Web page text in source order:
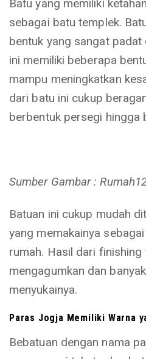
Batu yang memiliki
sebagai batu templek.
bentuk yang sangat padat
ini memiliki beberapa
mampu meningkatkan
dari batu ini cukup
berbentuk persegi hingga
Sumber Gambar :
Batuan ini cukup mudah
yang memakainya
rumah. Hasil dari
mengagumkan dan
menyukainya.
Paras Jogja Memiliki Warna
Bebatuan dengan nama